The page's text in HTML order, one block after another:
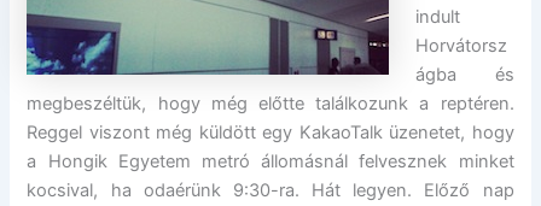
indult
Horvátorsz
ágba és
megbeszéltük, hogy még előtte találkozunk a reptéren.
Reggel viszont még küldött egy KakaoTalk üzenetet, hogy
a Hongik Egyetem metró állomásnál felvesznek minket
kocsival, ha odaérünk 9:30-ra. Hát legyen. Előző nap